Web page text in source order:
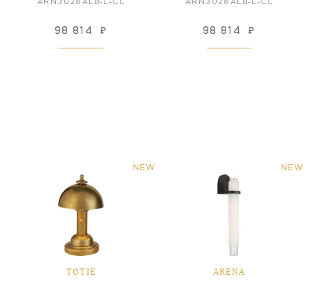
ARN3028ALB-L-CL
98 814 ₽
ARN3028ALB-L-CL
98 814 ₽
NEW
TOTIE
NEW
ARENA